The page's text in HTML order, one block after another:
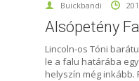
Buickbandi
Alsópetény
Lincoln-os Tóni
le a falu határába
helyszín még inkább.